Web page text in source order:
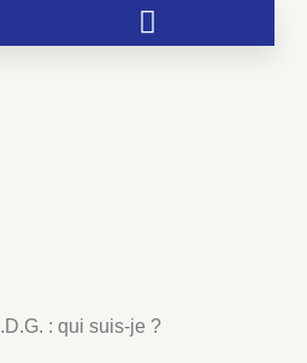
: qui suis-je ?